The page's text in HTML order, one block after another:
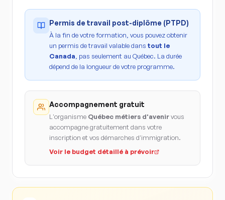
Permis de travail post-diplôme (PTPD)
À la fin de votre formation, vous pouvez obtenir
un permis de travail valable dans tout le
Canada , pas seulement au Québec. La durée
dépend de la longueur de votre programme.
Accompagnement gratuit
L'organisme Québec métiers d'avenirvous
accompagne gratuitement dans votre
inscription et vos démarches d'immigration.
Voir le budget détaillé à prévoir